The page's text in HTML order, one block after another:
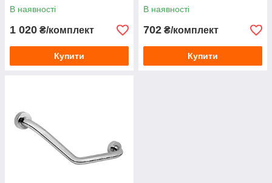
В наявності
1 020 ₴/комплект
Купити
В наявності
702 ₴/комплект
Купити